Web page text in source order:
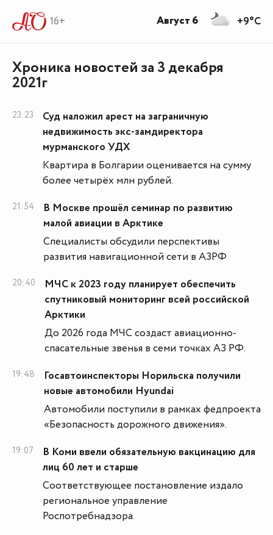
16+
Хроника новостей за 3 декабря
2021г
23:23
Суд наложил арест на заграничную
недвижимость экс-замдиректора
мурманского УДХ
Квартира в Болгарии оценивается на сумму
более четырёх млн рублей.
21:54
В Москве прошёл семинар по развитию
малой авиации в Арктике
Специалисты обсудили перспективы
развития навигационной сети в АЗРФ
20:40
МЧС к 2023 году планирует обеспечить
спутниковый мониторинг всей российской
Арктики
До 2026 года МЧС создаст авиационно-
спасательные звенья в семи точках АЗ РФ.
19:48
Госавтоинспекторы Норильска получили
новые автомобили Hyundai
Автомобили поступили в рамках федпроекта
«Безопасность дорожного движения».
19:07
В Коми ввели обязательную вакцинацию для
лиц 60 лет и старше
Соответствующее постановление издало
региональное управление
Роспотребнадзора.
+9°C
Август 6